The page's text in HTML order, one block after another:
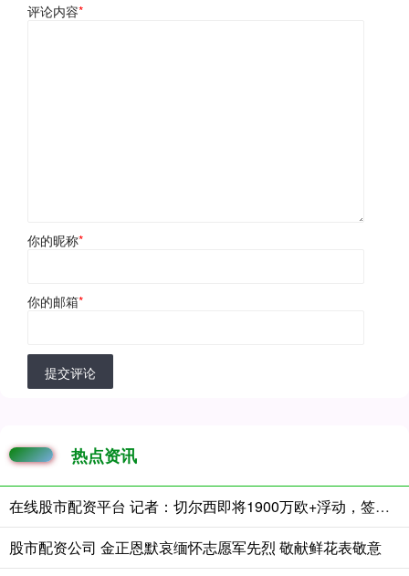
评论内容*
你的昵称*
你的邮箱*
提交评论
热点资讯
在线股市配资平台 记者：切尔西即将1900万欧+浮动，签下巴列卡诺左后卫查瓦里亚
股市配资公司 金正恩默哀缅怀志愿军先烈 敬献鲜花表敬意